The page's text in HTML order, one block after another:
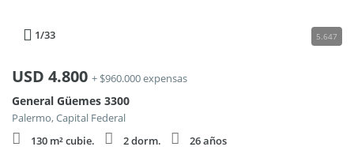
1/33 5.647
USD 4.800 + $960.000 expensas
General Güemes 3300
Palermo, Capital Federal
130 m² cubie.
2 dorm.
26 años